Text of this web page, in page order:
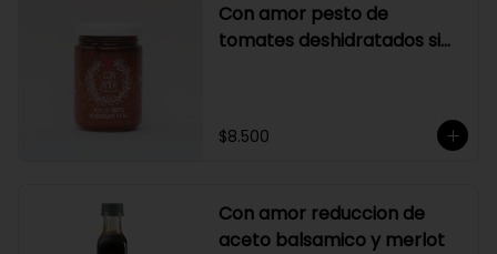
Con amor pesto de
tomates deshidratados sin
$8.500
Con amor reduccion de
aceto balsamico y merlot